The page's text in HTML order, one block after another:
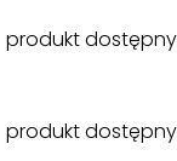
produkt dostępny
produkt